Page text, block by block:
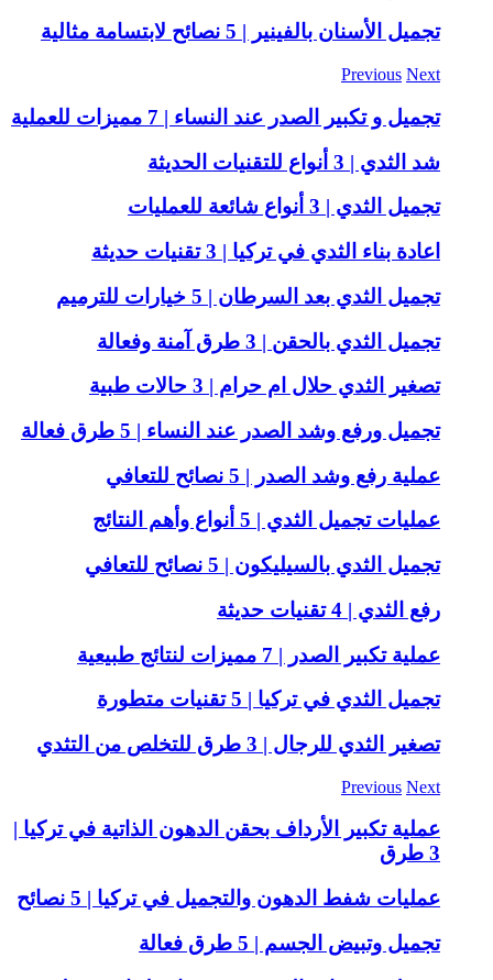
تجميل الأسنان بالفينير | 5 نصائح لابتسامة مثالية
Previous Next
تجميل و تكبير الصدر عند النساء | 7 مميزات للعملية
شد الثدي | 3 أنواع للتقنيات الحديثة
تجميل الثدي | 3 أنواع شائعة للعمليات
اعادة بناء الثدي في تركيا | 3 تقنيات حديثة
تجميل الثدي بعد السرطان | 5 خيارات للترميم
تجميل الثدي بالحقن | 3 طرق آمنة وفعالة
تصغير الثدي حلال ام حرام | 3 حالات طبية
تجميل ورفع وشد الصدر عند النساء | 5 طرق فعالة
عملية رفع وشد الصدر | 5 نصائح للتعافي
عمليات تجميل الثدي | 5 أنواع وأهم النتائج
تجميل الثدي بالسيليكون | 5 نصائح للتعافي
رفع الثدي | 4 تقنيات حديثة
عملية تكبير الصدر | 7 مميزات لنتائج طبيعية
تجميل الثدي في تركيا | 5 تقنيات متطورة
تصغير الثدي للرجال | 3 طرق للتخلص من التثدي
Previous Next
عملية تكبير الأرداف بحقن الدهون الذاتية في تركيا |
3 طرق
عمليات شفط الدهون والتجميل في تركيا | 5 نصائح
تجميل وتبيض الجسم | 5 طرق فعالة